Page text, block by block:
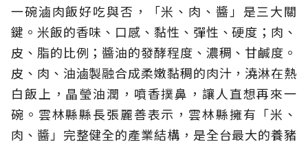
一碗滷肉飯好吃與否，「米、肉、醬」是三大關
鍵。米飯的香味、口感、黏性、彈性、硬度；肉、
皮、脂的比例；醬油的發酵程度、濃稠、甘鹹度。
皮、肉、油滷製融合成柔嫩黏稠的肉汁，澆淋在熱
白飯上，晶瑩油潤，噴香撲鼻，讓人直想再來一
碗。雲林縣縣長張麗善表示，雲林縣擁有「米、
肉、醬」完整健全的產業結構，是全台最大的養豬